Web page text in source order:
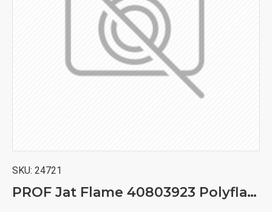
SKU: 24721
PROF Jat Flame 40803923 Polyflame brener veći upaljač